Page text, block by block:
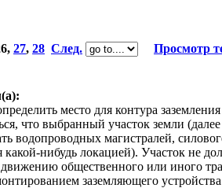
, 27, 28 След. Просмотр
место для контура заземления
что выбранный участок земли
водопроводных магистралей,
какой-нибудь локацией). Участок не
движению общественного или иного
заземляющего